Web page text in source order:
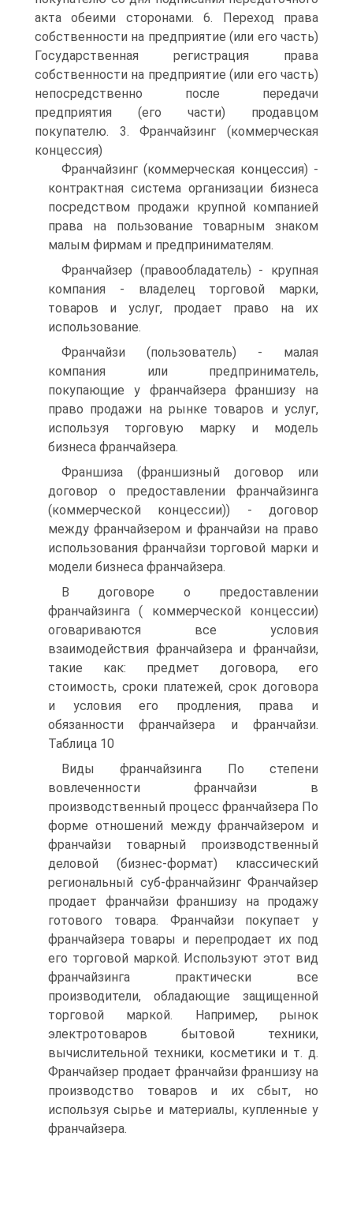
акта обеими сторонами. 6. Переход права
собственности на предприятие (или его часть)
Государственная регистрация права
собственности на предприятие (или его часть)
непосредственно после передачи
предприятия (его части) продавцом
покупателю. 3. Франчайзинг (коммерческая
концессия)
Франчайзинг (коммерческая концессия) -
контрактная система организации бизнеса
посредством продажи крупной компанией
права на пользование товарным знаком
малым фирмам и предпринимателям.
Франчайзер (правообладатель) - крупная
компания - владелец торговой марки,
товаров и услуг, продает право на их
использование.
Франчайзи (пользователь) - малая
компания или предприниматель,
покупающие у франчайзера франшизу на
право продажи на рынке товаров и услуг,
используя торговую марку и модель
бизнеса франчайзера.
Франшиза (франшизный договор или
договор о предоставлении франчайзинга
(коммерческой концессии)) - договор
между франчайзером и франчайзи на право
использования франчайзи торговой марки и
модели бизнеса франчайзера.
В договоре о предоставлении
франчайзинга ( коммерческой концессии)
оговариваются все условия
взаимодействия франчайзера и франчайзи,
такие как: предмет договора, его
стоимость, сроки платежей, срок договора
и условия его продления, права и
обязанности франчайзера и франчайзи.
Таблица 10
Виды франчайзинга По степени
вовлеченности франчайзи в
производственный процесс франчайзера По
форме отношений между франчайзером и
франчайзи товарный производственный
деловой (бизнес-формат) классический
региональный суб-франчайзинг Франчайзер
продает франчайзи франшизу на продажу
готового товара. Франчайзи покупает у
франчайзера товары и перепродает их под
его торговой маркой. Используют этот вид
франчайзинга практически все
производители, обладающие защищенной
торговой маркой. Например, рынок
электротоваров бытовой техники,
вычислительной техники, косметики и т. д.
Франчайзер продает франчайзи франшизу на
производство товаров и их сбыт, но
используя сырье и материалы, купленные у
франчайзера.